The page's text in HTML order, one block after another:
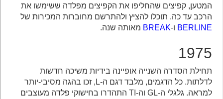
המטען, קפיצים שהחליפו את הקפיצים מפלדה ששימשו את
הרכב עד כה. תוכלו להציץ ולהתרשם מחוברות המכירות של
BERLINEו-BREAKמאותה שנה.
1975
תחילת הסדרה השנייה אופיינה בידיות משיכה חדשות
לדלתות. כל הדגמים, מלבד דגם ה-L, זכו בהגה מסיבי-יותר
למראה. גלגלי ה-GL וה-TI התהדרו בחישוקי פלדה מעוצבים